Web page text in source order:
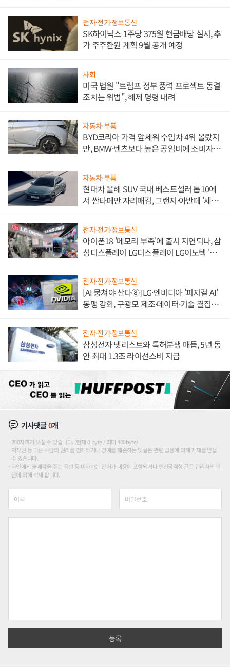
전자·전기·정보통신
SK하이닉스 1주당 375원 현금배당 실시, 추
가 주주환원 계획 9월 공개 예정
사회
미국 법원 "트럼프 정부 풍력 프로젝트 동결
조치는 위법", 해제 명령 내려
자동차·부품
BYD코리아 가격 앞세워 수입차 4위 올랐지
만, BMW·벤츠보다 높은 공임비에 소비자
자동차·부품
현대차 올해 SUV 국내 베스트셀러 톱10에
서 싼타페만 자리매김, 그랜저·아반떼 '세단
전자·전기·정보통신
아이폰18 '메모리 부족'에 출시 지연되나, 삼
성디스플레이 LG디스플레이 LG이노텍 '탈
전자·전기·정보통신
[AI 뭉쳐야 산다⑧] LG·엔비디아 '피지컬 AI'
동맹 강화, 구광모 제조·데이터·기술 결집
전자·전기·정보통신
삼성전자 넷리스트와 특허분쟁 매듭, 5년 동
안 최대 1.3조 라이선스비 지급
기사댓글0개
200자까지 쓰실 수 있습니다. (현재 0 byte / 최대 400byte)
저작권 등 다른 사람의 권리를 침해하거나 명예를 훼손하는 댓글은 관련 법률에 의해 제재를 받을
수 있습니다.
타인에게 불쾌감을 주는 욕설 등 비하하는 단어가 내용에 포함되거나 인신공격성 글은 관리자의 판
단에 의해 삭제 합니다.